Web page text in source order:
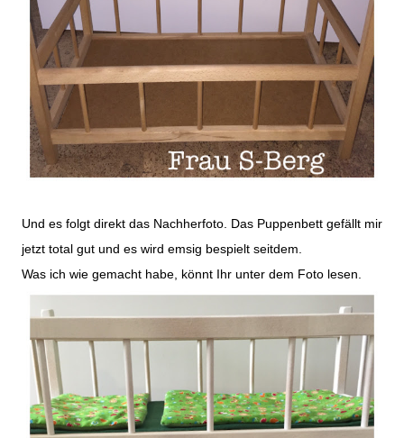
Und es folgt direkt das Nachherfoto. Das Puppenbett gefällt mir
jetzt total gut und es wird emsig bespielt seitdem.
Was ich wie gemacht habe, könnt Ihr unter dem Foto lesen.